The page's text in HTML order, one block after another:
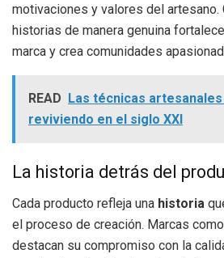
motivaciones y valores del artesano.
historias de manera genuina
marca y crea comunidades
READ Las técnicas
reviviendo en el siglo XXI
La historia detrás del
Cada producto refleja una historia
el proceso de creación. Marcas
destacan su compromiso con la